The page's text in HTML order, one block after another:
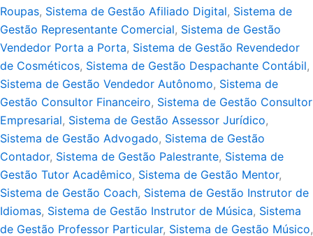
Roupas, Sistema de Gestão Afiliado Digital, Sistema de
Gestão Representante Comercial, Sistema de Gestão
Vendedor Porta a Porta, Sistema de Gestão Revendedor
de Cosméticos, Sistema de Gestão Despachante Contábil,
Sistema de Gestão Vendedor Autônomo, Sistema de
Gestão Consultor Financeiro, Sistema de Gestão Consultor
Empresarial, Sistema de Gestão Assessor Jurídico,
Sistema de Gestão Advogado, Sistema de Gestão
Contador, Sistema de Gestão Palestrante, Sistema de
Gestão Tutor Acadêmico, Sistema de Gestão Mentor,
Sistema de Gestão Coach, Sistema de Gestão Instrutor de
Idiomas, Sistema de Gestão Instrutor de Música, Sistema
de Gestão Professor Particular, Sistema de Gestão Músico,